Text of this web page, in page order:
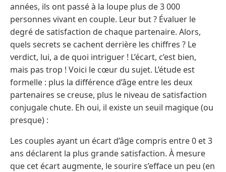
années, ils ont passé à la loupe plus de 3 000
personnes vivant en couple. Leur but ? Évaluer le
degré de satisfaction de chaque partenaire. Alors,
quels secrets se cachent derrière les chiffres ? Le
verdict, lui, a de quoi intriguer ! L’écart, c’est bien,
mais pas trop ! Voici le cœur du sujet. L’étude est
formelle : plus la différence d’âge entre les deux
partenaires se creuse, plus le niveau de satisfaction
conjugale chute. Eh oui, il existe un seuil magique (ou
presque) :
Les couples ayant un écart d’âge compris entre 0 et 3
ans déclarent la plus grande satisfaction. À mesure
que cet écart augmente, le sourire s’efface un peu (en